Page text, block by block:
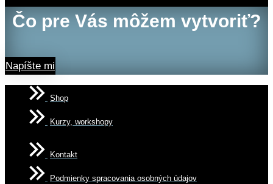
Čo pre Vás môžem vytvoriť?
Napíšte mi
Shop
Kurzy, workshopy
Kontakt
Podmienky spracovania osobných údajov